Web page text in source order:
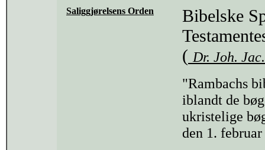
Saliggjørelsens Orden
Bibelske
( Dr. Joh.
"Rambachs
iblandt de
ukristelige
den 1.